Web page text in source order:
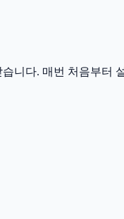
니다. 매번 처음부터